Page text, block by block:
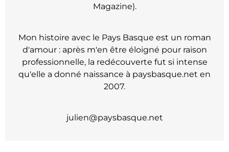
Magazine).
Mon histoire avec le Pays Basque est un roman
d'amour : après m'en être éloigné pour raison
professionnelle, la redécouverte fut si intense
qu'elle a donné naissance à paysbasque.net en
2007.
julien@paysbasque.net